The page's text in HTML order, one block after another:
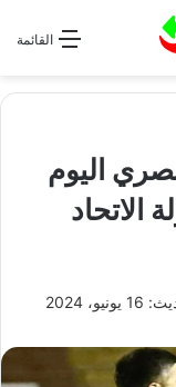
القائمة
اليوم
الاتحاد
2024